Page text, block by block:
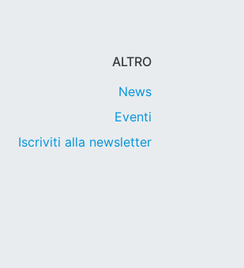
ALTRO
News
Eventi
Iscriviti alla newsletter